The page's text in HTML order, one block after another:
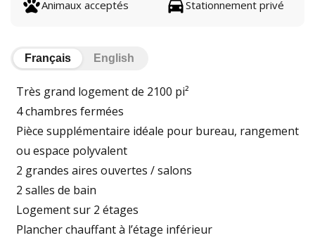
Animaux acceptés Stationnement privé
Français English
Très grand logement de 2100 pi²
4 chambres fermées
Pièce supplémentaire idéale pour bureau, rangement
ou espace polyvalent
2 grandes aires ouvertes / salons
2 salles de bain
Logement sur 2 étages
Plancher chauffant à l’étage inférieur